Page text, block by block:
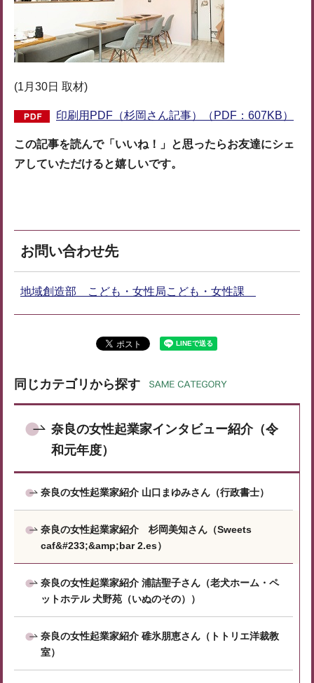
(1月30日 取材)
印刷用PDF（杉岡さん記事）（PDF：607KB）
この記事を読んで「いいね！」と思ったらお友達にシェ
アしていただけると嬉しいです。
お問い合わせ先
地域創造部 こども・女性局こども・女性課
同じカテゴリから探す
奈良の女性起業家インタビュー紹介（令
和元年度）
奈良の女性起業家紹介 山口まゆみさん（行政書士）
奈良の女性起業家紹介 杉岡美知さん（Sweets
caf&#233;&amp;bar 2.es）
奈良の女性起業家紹介 浦詰聖子さん（老犬ホーム・ペ
ットホテル 犬野苑（いぬのその））
奈良の女性起業家紹介 碓氷朋恵さん（トトリエ洋裁教
室）